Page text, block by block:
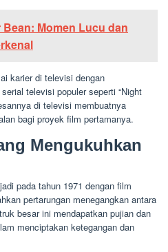
Momen Lucu dan
karier di televisi dengan
televisi populer seperti “Night
di televisi membuatnya
bagi proyek film pertamanya.
Mengukuhkan
pada tahun 1971 dengan film
pertarungan menegangkan antara
besar ini mendapatkan pujian dan
menciptakan ketegangan dan